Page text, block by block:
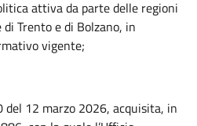
attiva da parte delle regioni
Trento e di Bolzano, in
vigente;
del 12 marzo 2026, acquisita, in